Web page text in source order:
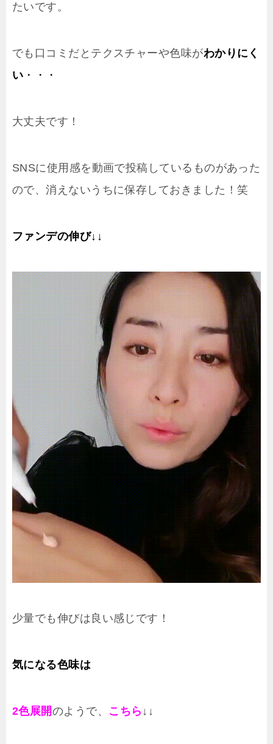
たいです。
でも口コミだとテクスチャーや色味がわかりにく
い ・・・
大丈夫です！
SNSに使用感を動画で投稿しているものがあった
ので、消えないうちに保存しておきました！笑
ファンデの伸び↓↓
少量でも伸びは良い感じです！
気になる色味は
2色展開のようで、 こちら ↓↓